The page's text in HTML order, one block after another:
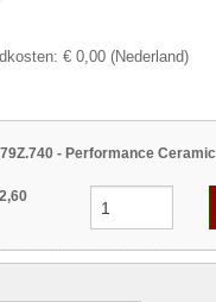
€ 0,00 (Nederland)
- Performance Ceramic